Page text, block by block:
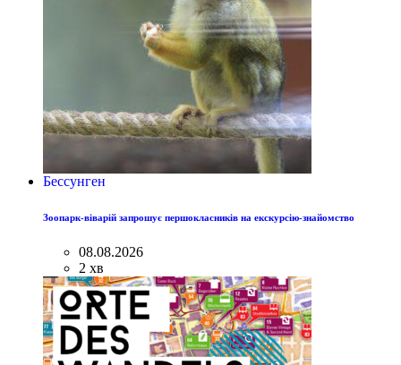
Бессунген
Зоопарк-віварій запрошує першокласників на екскурсію-знайомство
08.08.2026
2 хв